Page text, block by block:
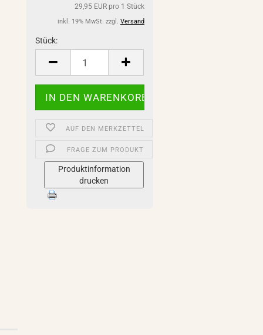
29,95 EUR pro 1 Stück
inkl. 19% MwSt. zzgl. Versand
Stück:
Stück
AUF DEN MERKZETTEL
FRAGE ZUM PRODUKT
Produktinformation
drucken